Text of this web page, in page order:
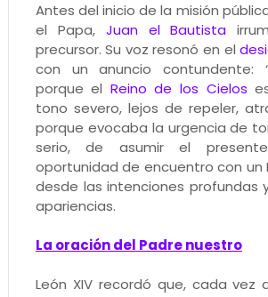
Antes del inicio de la misión
el Papa, Juan el Bautista
precursor. Su voz resonó en el
con un anuncio contundente:
porque el Reino de los Cielos
tono severo, lejos de repeler,
porque evocaba la urgencia de
serio, de asumir el
oportunidad de encuentro con un
desde las intenciones profundas
apariencias.
La oración del Padre nuestro
León XIV recordó que, cada vez